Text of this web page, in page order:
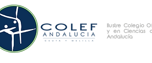
Ilustre Colegio
y en Ciencias
Andalucía